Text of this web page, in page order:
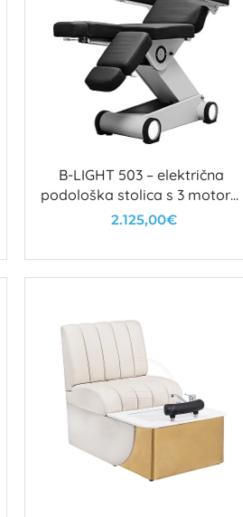
B-LIGHT 503 – električna
podološka stolica s 3 motora,
LED rasvjetom i podesivim
2.125,00€
U košaricu